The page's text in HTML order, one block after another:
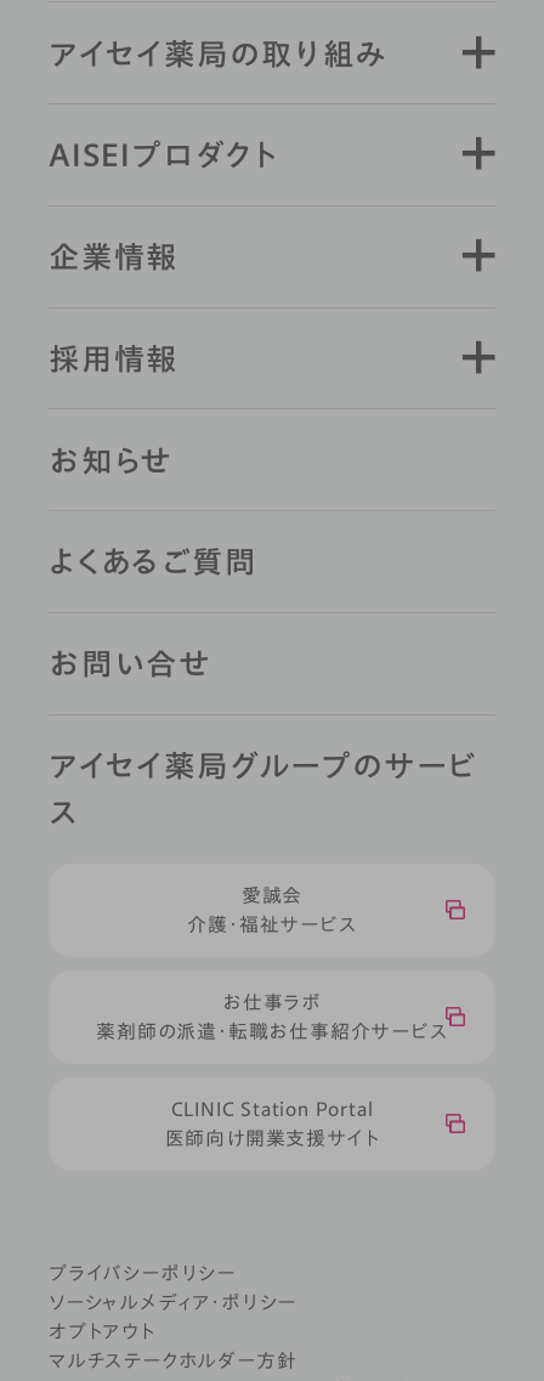
アイセイ薬局の取り組み
AISEIプロダクト
企業情報
採用情報
お知らせ
よくあるご質問
お問い合せ
アイセイ薬局グループのサービ
ス
愛誠会
介護・福祉サービス
お仕事ラボ
薬剤師の派遣・転職お仕事紹介サービス
CLINIC Station Portal
医師向け開業支援サイト
プライバシーポリシー
ソーシャルメディア・ポリシー
オプトアウト
マルチステークホルダー方針